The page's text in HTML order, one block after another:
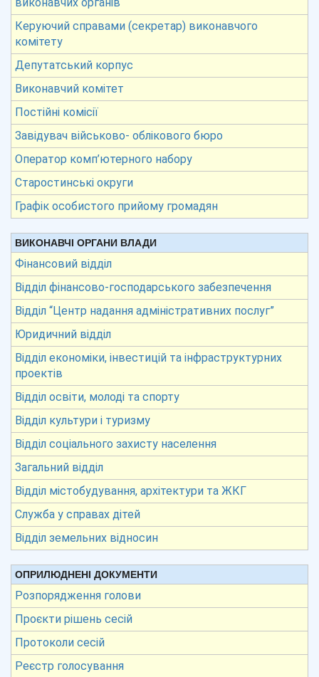
Керуючий справами (секретар) виконавчого
комітету
Депутатський корпус
Виконавчий комітет
Постійні комісії
Завідувач військово- облікового бюро
Оператор комп’ютерного набору
Старостинські округи
Графік особистого прийому громадян
ВИКОНАВЧІ ОРГАНИ ВЛАДИ
Фінансовий відділ
Відділ фінансово-господарського забезпечення
Відділ “Центр надання адміністративних послуг”
Юридичний відділ
Відділ економіки, інвестицій та інфраструктурних
проектів
Відділ освіти, молоді та спорту
Відділ культури і туризму
Відділ соціального захисту населення
Загальний відділ
Відділ містобудування, архітектури та ЖКГ
Служба у справах дітей
Відділ земельних відносин
ОПРИЛЮДНЕНІ ДОКУМЕНТИ
Розпорядження голови
Проєкти рішень сесій
Протоколи сесій
Реєстр голосування